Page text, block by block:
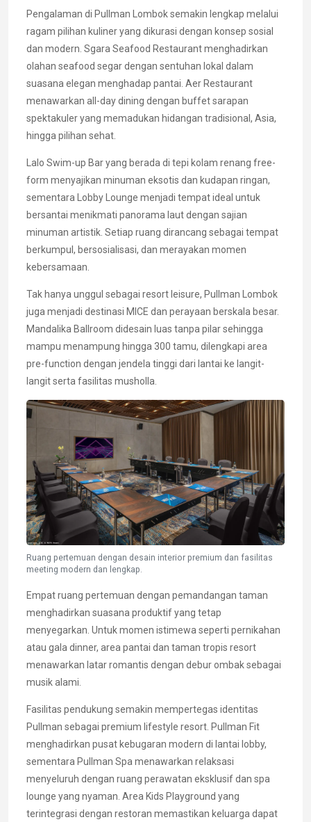
Pengalaman di Pullman Lombok semakin lengkap melalui
ragam pilihan kuliner yang dikurasi dengan konsep sosial
dan modern. Sgara Seafood Restaurant menghadirkan
olahan seafood segar dengan sentuhan lokal dalam
suasana elegan menghadap pantai. Aer Restaurant
menawarkan all-day dining dengan buffet sarapan
spektakuler yang memadukan hidangan tradisional, Asia,
hingga pilihan sehat.
Lalo Swim-up Bar yang berada di tepi kolam renang free-
form menyajikan minuman eksotis dan kudapan ringan,
sementara Lobby Lounge menjadi tempat ideal untuk
bersantai menikmati panorama laut dengan sajian
minuman artistik. Setiap ruang dirancang sebagai tempat
berkumpul, bersosialisasi, dan merayakan momen
kebersamaan.
Tak hanya unggul sebagai resort leisure, Pullman Lombok
juga menjadi destinasi MICE dan perayaan berskala besar.
Mandalika Ballroom didesain luas tanpa pilar sehingga
mampu menampung hingga 300 tamu, dilengkapi area
pre-function dengan jendela tinggi dari lantai ke langit-
langit serta fasilitas musholla.
Ruang pertemuan dengan desain interior premium dan fasilitas
meeting modern dan lengkap.
Empat ruang pertemuan dengan pemandangan taman
menghadirkan suasana produktif yang tetap
menyegarkan. Untuk momen istimewa seperti pernikahan
atau gala dinner, area pantai dan taman tropis resort
menawarkan latar romantis dengan debur ombak sebagai
musik alami.
Fasilitas pendukung semakin mempertegas identitas
Pullman sebagai premium lifestyle resort. Pullman Fit
menghadirkan pusat kebugaran modern di lantai lobby,
sementara Pullman Spa menawarkan relaksasi
menyeluruh dengan ruang perawatan eksklusif dan spa
lounge yang nyaman. Area Kids Playground yang
terintegrasi dengan restoran memastikan keluarga dapat